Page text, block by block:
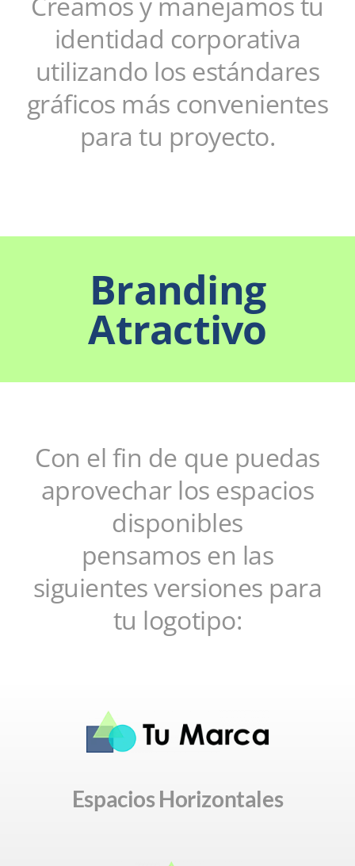
identidad corporativa
utilizando los estándares
gráficos más convenientes
para tu proyecto.
Branding
Atractivo
Con el fin de que puedas
aprovechar los espacios
disponibles
pensamos en las
siguientes versiones para
tu logotipo:
Espacios Horizontales